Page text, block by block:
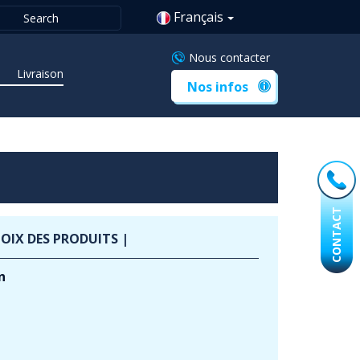
CONTACT
Français
Livraison
Nous contacter
Nos infos
DES PRODUITS |